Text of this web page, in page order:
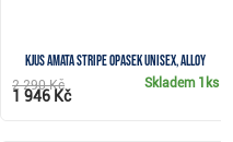
KJUS Amata Stripe opasek unisex, alloy
Skladem 1ks
2 290 Kč
1 946 Kč